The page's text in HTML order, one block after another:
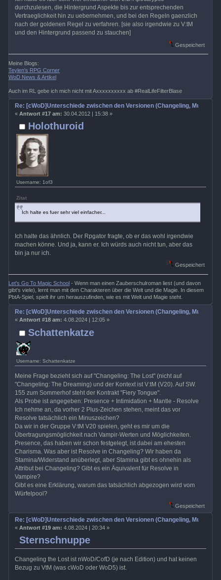
durchzulesen, die Hintergrund Aspekte bis zur entsprechenden
Vertraeglichkeit hin zu uebernehmen, und bei den Regeln gaenzlich
nach der goldenen Regel zu verfahren. [sie also irgendwie zu V:tM
und den Hintergrund passend zu stauchen]
Gespeichert
Meine Blogs:
Teylen's RPG Corner
WoD News & Artikel
Auch im RL gebe ich mich nicht mit Axxxxxxxxxx ab #RealLifeFilterBlase
Holothuroid
Username: 1of3
Re: [cWoD]Unterschiede zwischen den Versionen (Changeling, Mummy,
« Antwort #17 am: 30.04.2012 | 15:38 »
Zitat
Ich halte es fuer sehr viel einfacher...
Ich halte das ähnlich. Der Rpgator fragte, ob er das wohl irgendwie
machen könne. Und ja, kann er. Ich würds auch nicht tun, aber das
bin ja nur ich.
Gespeichert
Let's Go To Magic School - Wenn man einen Zauberschulroman liest (und davon
gibt's viele), lernt man mit den Charakteren über die Welt und die Magie. In diesem
PbtA-Spiel, spielt ihr um herauszufinden, wie es mit Welt und Magie steht.
Schattenkatze
Username: Schattenkatze
Re: [cWoD]Unterschiede zwischen den Versionen (Changeling, Mummy,
« Antwort #18 am: 4.08.2024 | 12:05 »
Meine Frage bezieht sich auf "Changeling: The Lost" (nicht auf
"Changeling: The Dreaming) und der Kontext ist V:tM (V20). Auf SW.
155 zum Sommerhof steht der Kontrakt "Fiery Tongue".
Als Probe ist angegeben: Presence + Intimidation + Mantle - Resolve
Ich nehme an, da vorher 2 Plus-Zeichen stehen, meint das vor
Resolve tatsächlich ein Minuszeichen?
Da wir in der Gruppe V:tM V20 spielen, geht es mir um die
Übertragungsmöglichkeit nach Vampir-Werten und Möglichkeiten.
Presence, das haben wir schon festgelegt, ist dabei am ehesten
Charisma. Was aber ist Resolve in Changeling? Wir haben da
Stamina/Widerstand anüberlegt, aber Stamina gibt es ohnehin als
Attribut bei Changeling? Gibt es ein Äquivalent für Resolve in
Vampire?
Gibt es eine Erklärung, warum das tatsächlich abgezogen wird vom
Würfelpool?
Gespeichert
Sternschnuppe
Re: [cWoD]Unterschiede zwischen den Versionen (Changeling, Mummy,
« Antwort #19 am: 4.08.2024 | 20:34 »
Changeling the Lost ist nWoD/CofD (je nach Edition) und hat keinen
Bezug zu VtM (was cWoD oder WoD5) ist.